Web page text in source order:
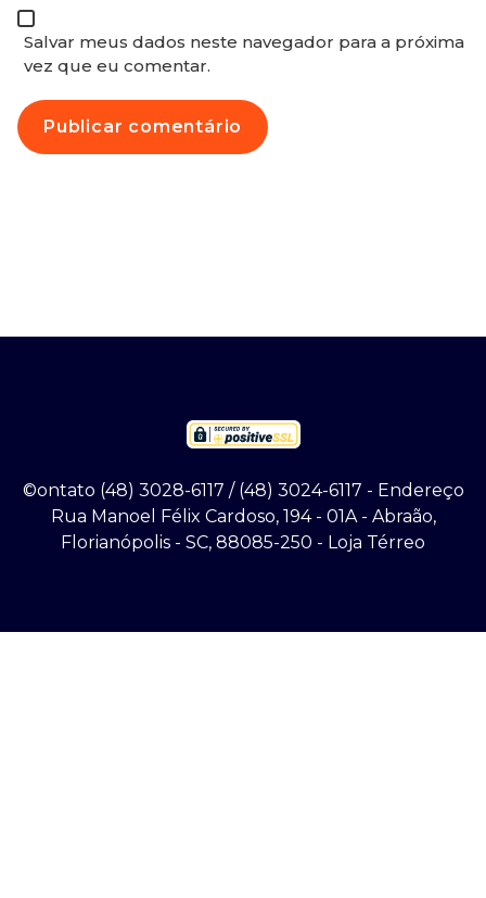
Salvar meus dados neste navegador para a próxima
vez que eu comentar.
©ontato (48) 3028-6117 / (48) 3024-6117 - Endereço
Rua Manoel Félix Cardoso, 194 - 01A - Abraão,
Florianópolis - SC, 88085-250 - Loja Térreo